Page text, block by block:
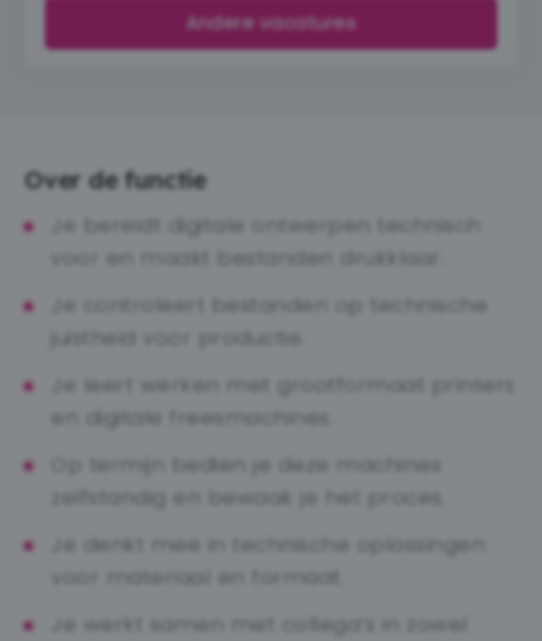
Andere vacatures
Over de functie
Je bereidt digitale ontwerpen technisch
voor en maakt bestanden drukklaar.
Je controleert bestanden op technische
juistheid voor productie.
Je leert werken met grootformaat printers
en digitale freesmachines.
Op termijn bedien je deze machines
zelfstandig en bewaak je het proces.
Je denkt mee in technische oplossingen
voor materiaal en formaat.
Je werkt samen met collega’s in zowel